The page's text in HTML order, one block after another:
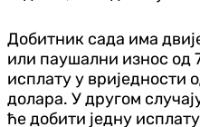
Добитник сада има
или паушални износ од
исплату у вриједности
долара. У другом
ће добити једну